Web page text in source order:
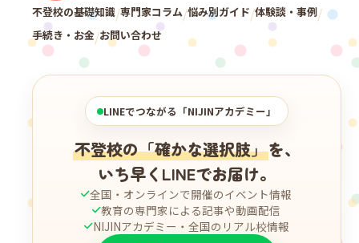
不登校の基礎知識/専門家コラム/悩み別ガイド/体験談・事例/
手続き・お金/お問い合わせ
LINEでつながる「NIJINアカデミー」
不登校の「確かな選択肢」を、
いち早くLINEでお届け。
全国・オンラインで開催のイベント情報
教育の専門家による記事や動画配信
NIJINアカデミー・全国のリアル校情報